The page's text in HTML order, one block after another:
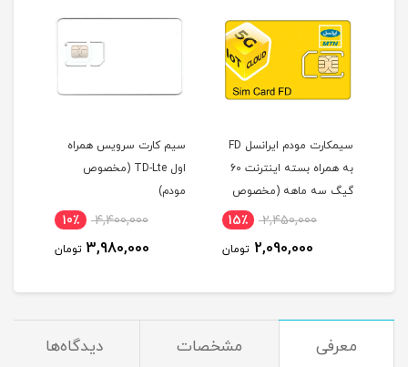
سیمکارت مودم ایرانسل FD
به همراه بسته اینترنت 60
گیگ سه ماهه (مخصوص
2,450,000 15٪
2,090,000 تومان
سیم کارت سرویس همراه
اول TD-Lte (مخصوص
مودم)
4,400,000 10٪
3,980,000 تومان
معرفی مشخصات دیدگاه‌ها